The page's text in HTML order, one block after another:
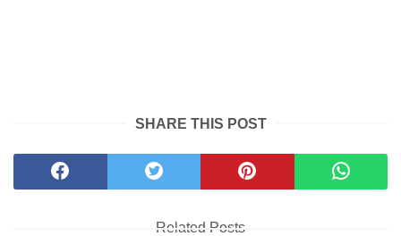
SHARE THIS POST
Related Posts